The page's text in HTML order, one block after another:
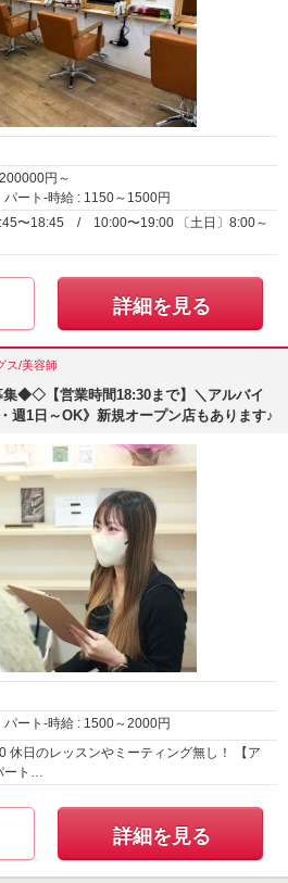
200000円～
パート-時給 : 1150～ 1500円
〜18:45 / 10:00〜19:00 〔土日〕8:00～
詳細を見る
ス/美容師
◆◇【営業時間18:30まで】＼アルバイ
週1日～OK》新規オープン店もあります♪
パート-時給 : 1500～2000円
日のレッスンやミーティング無し！ 【ア
ート…
詳細を見る